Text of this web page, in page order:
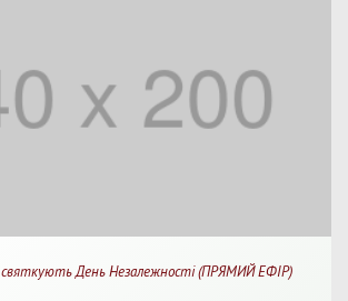
святкують День Незалежності (ПРЯМИЙ ЕФІР)